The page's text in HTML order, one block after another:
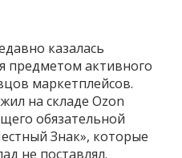
казалась
предметом активного
маркетплейсов.
на складе Ozon
обязательной
Знак», которые
не поставлял.